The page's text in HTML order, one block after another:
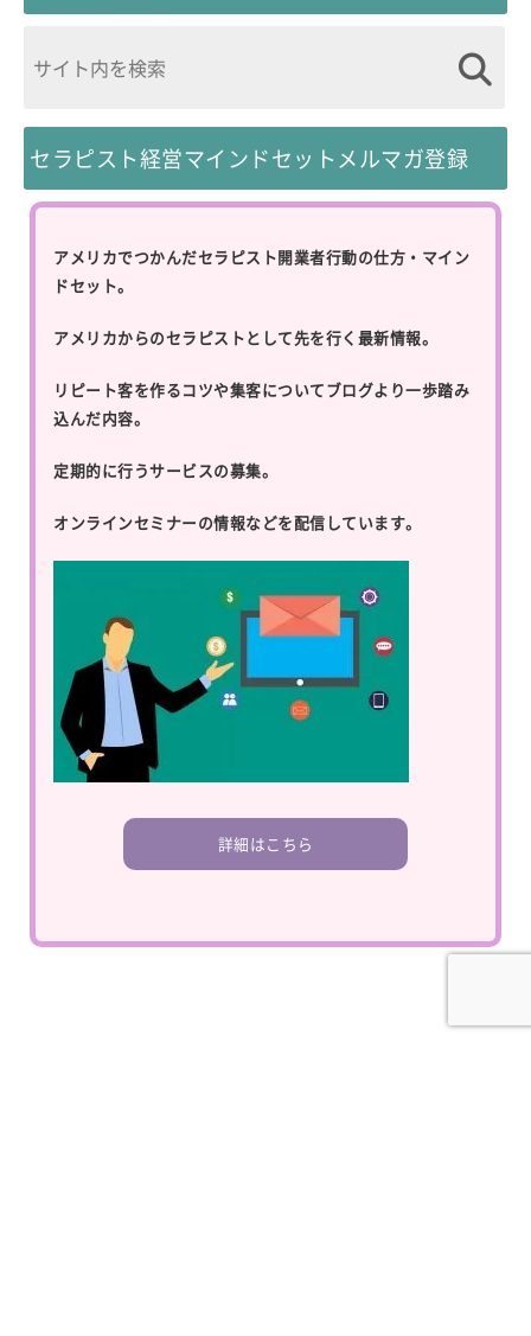
セラピスト経営マインドセットメルマガ登録
アメリカでつかんだセラピスト開業者行動の仕方・マイン
ドセット。
アメリカからのセラピストとして先を行く最新情報。
リピート客を作るコツや集客についてブログより一歩踏み
込んだ内容。
定期的に行うサービスの募集。
オンラインセミナーの情報などを配信しています。
詳細はこちら